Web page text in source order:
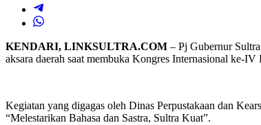
KENDARI, LINKSULTRA.COM – Pj Gubernur
aksara daerah saat membuka Kongres Internasional ke-
Kegiatan yang digagas oleh Dinas Perpustakaan dan
“Melestarikan Bahasa dan Sastra, Sultra Kuat”.